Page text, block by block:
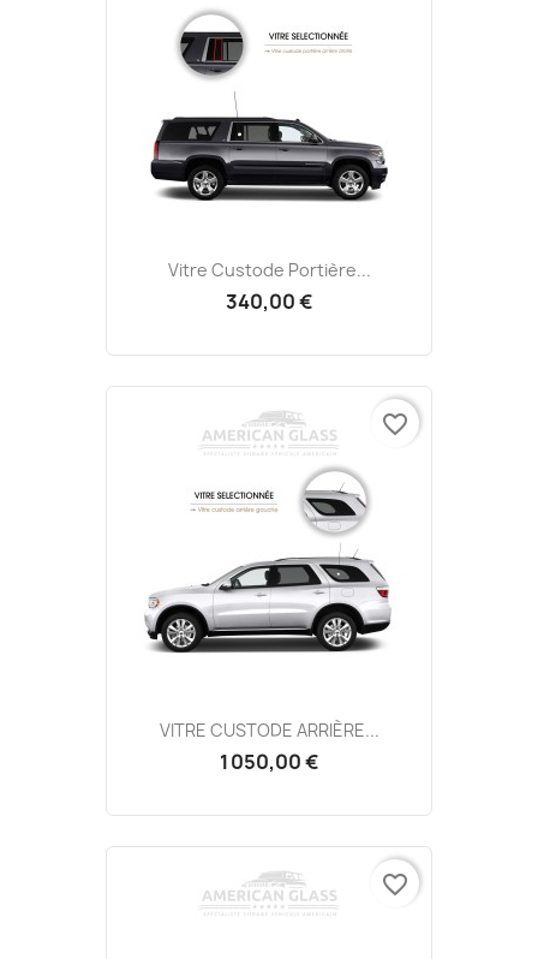
Vitre Custode Portière...
340,00 €
VITRE CUSTODE ARRIÈRE...
1 050,00 €
favorite_border
favorite_border